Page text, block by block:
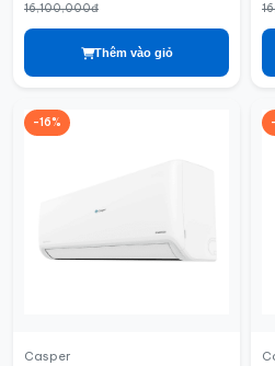
16,100,000đ
Thêm vào giỏ
-16%
Casper